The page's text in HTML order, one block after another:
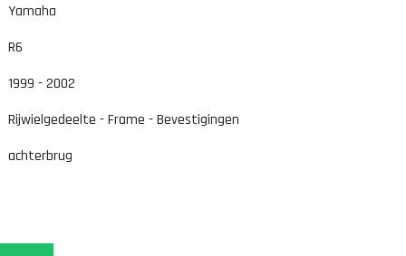
Yamaha
R6
1999 - 2002
Rijwielgedeelte - Frame - Bevestigingen
achterbrug